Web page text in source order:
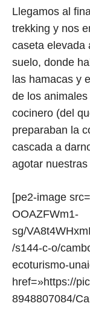
Llegamos al
trekking y nos
caseta elevada
suelo, donde
las hamacas y
de los
cocinero (del
preparaban la
cascada a
agotar
[pe2-image
OOAZFWm1-
sg/
/s144-c-o/
ecoturismo-
href=»https://
8948807084/